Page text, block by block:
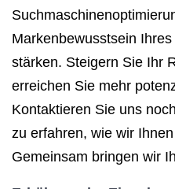
Markenbewusstsein
stärken. Steigern Sie Ihr
erreichen Sie mehr
Kontaktieren Sie uns
zu erfahren, wie wir
Gemeinsam bringen wir